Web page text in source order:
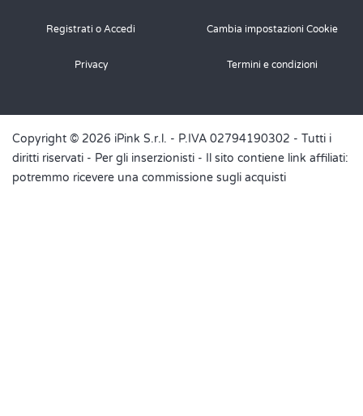
Registrati o Accedi Cambia impostazioni Cookie
Privacy Termini e condizioni
Copyright © 2026 iPink S.r.l. - P.IVA 02794190302 - Tutti i
diritti riservati - Per gli inserzionisti - Il sito contiene link affiliati:
potremmo ricevere una commissione sugli acquisti